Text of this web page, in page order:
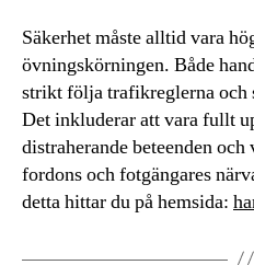
Säkerhet måste alltid vara
övningskörningen. Både
strikt följa trafikreglerna och
Det inkluderar att vara fullt
distraherande beteenden
fordons och fotgängares
detta hittar du på hemsida: